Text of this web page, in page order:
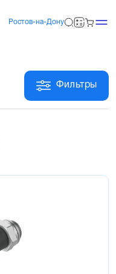
Ростов-на-Дону
Фильтры